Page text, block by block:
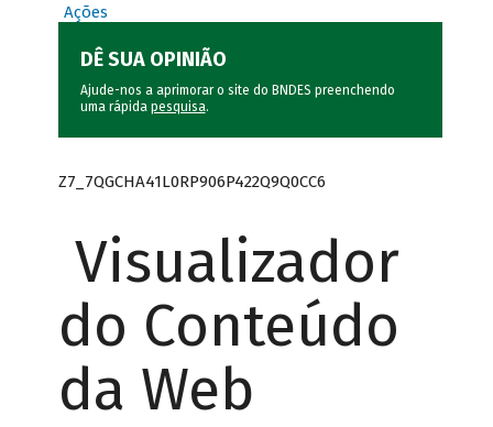
Ações
DÊ SUA OPINIÃO
Ajude-nos a aprimorar o site do BNDES preenchendo
uma rápida pesquisa.
Z7_7QGCHA41L0RP906P422Q9Q0CC6
Visualizador
do Conteúdo
da Web